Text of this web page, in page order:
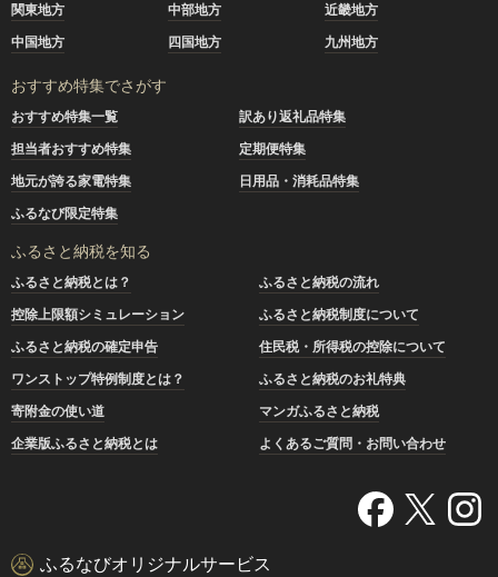
関東地方
中部地方
近畿地方
中国地方
四国地方 九州地方
おすすめ特集でさがす
おすすめ特集一覧
訳あり返礼品特集
担当者おすすめ特集
定期便特集
地元が誇る家電特集
日用品・消耗品特集
ふるなび限定特集
ふるさと納税を知る
ふるさと納税とは？
ふるさと納税の流れ
控除上限額シミュレーション
ふるさと納税制度について
ふるさと納税の確定申告
住民税・所得税の控除について
ワンストップ特例制度とは？
ふるさと納税のお礼特典
寄附金の使い道
マンガふるさと納税
企業版ふるさと納税とは
よくあるご質問・お問い合わせ
ふるなびオリジナルサービス